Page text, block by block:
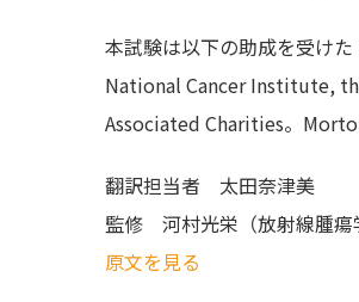
本試験は以下の助成を受け
National Cancer Institute,
Associated Charities。
翻訳担当者 太田奈津美
監修 河村光栄（放射線腫瘍
原文を見る